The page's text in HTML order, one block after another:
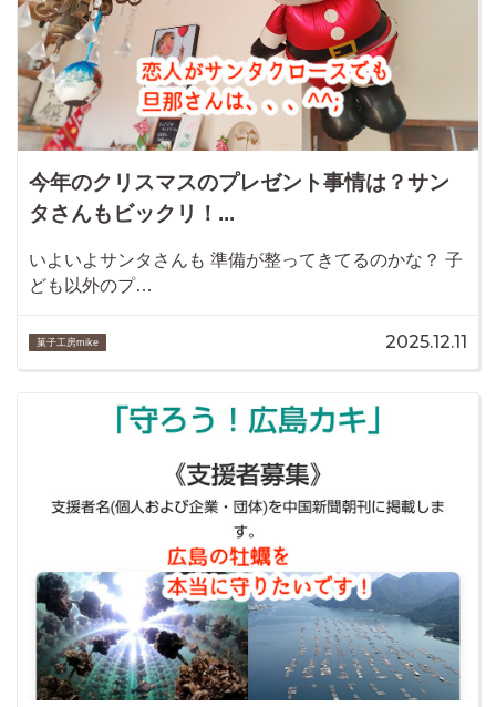
今年のクリスマスのプレゼント事情は？サン
タさんもビックリ！...
いよいよサンタさんも 準備が整ってきてるのかな？ 子
ども以外のプ…
菓子工房mike 2025.12.11